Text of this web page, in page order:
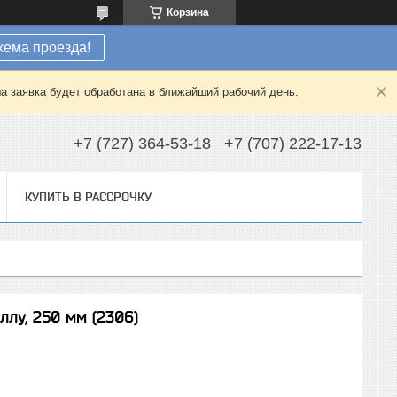
Корзина
проезда!
будет обработана в ближайший рабочий день.
+7 (727) 364-53-18 +7 (707) 222-17-13
КУПИТЬ В РАССРОЧКУ
250 мм (2306)